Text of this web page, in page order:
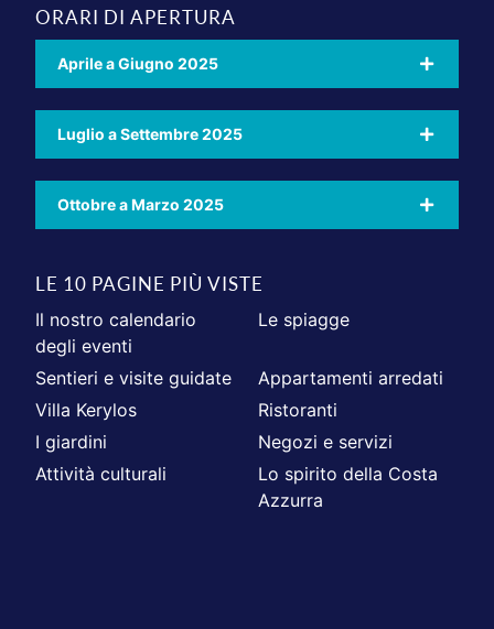
ORARI DI APERTURA
Aprile a Giugno 2025
Luglio a Settembre 2025
Ottobre a Marzo 2025
LE 10 PAGINE PIÙ VISTE
Il nostro calendario
degli eventi
Le spiagge
Sentieri e visite guidate
Appartamenti arredati
Villa Kerylos
Ristoranti
I giardini
Negozi e servizi
Attività culturali
Lo spirito della Costa
Azzurra